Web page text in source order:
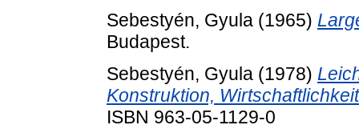
Sebestyén, Gyula (1965)
Budapest.
Sebestyén, Gyula (1978)
Konstruktion,
ISBN 963-05-1129-0